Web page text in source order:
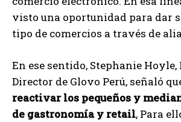
visto una oportunidad para dar
tipo de comercios a través de
En ese sentido, Stephanie
Director de Glovo Perú, señaló
reactivar los pequeños y
de gastronomía y retail, Para